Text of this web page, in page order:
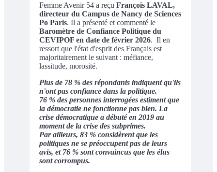
Femme Avenir 54 a reçu François LAVAL,
directeur du Campus de Nancy de Sciences
Po Paris. Il a présenté et commenté le
Baromètre de Confiance Politique du
CEVIPOF en date de février 2026. Il en
ressort que l'état d'esprit des Français est
majoritairement le suivant : méfiance,
lassitude, morosité.
Plus de 78 % des répondants indiquent qu'ils
n'ont pas confiance dans la politique.
76 % des personnes interrogées estiment que
la démocratie ne fonctionne pas bien. La
crise démocratique a débuté en 2019 au
moment de la crise des subprimes.
Par ailleurs, 83 % considèrent que les
politiques ne se préoccupent pas de leurs
avis, et 76 % sont convaincus que les élus
sont corrompus.